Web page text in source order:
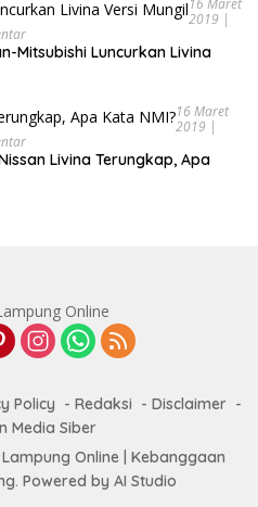
2019 |
Mitsubishi Luncurkan Livina
16 Maret
2019 |
Livina Terungkap, Apa
Policy Redaksi
Disclaimer
Media Siber
Online | Kebanggaan
Powered by AI Studio